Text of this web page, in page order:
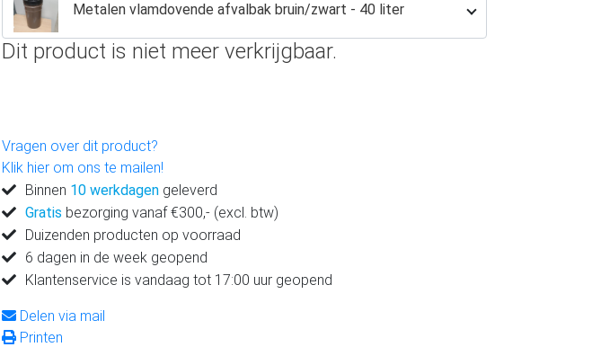
Metalen vlamdovende afvalbak bruin/zwart - 40 liter
Dit product is niet meer verkrijgbaar.
Vragen over dit product?
Klik hier om ons te mailen!
Binnen 10 werkdagen geleverd
Gratis bezorging vanaf €300,- (excl. btw)
Duizenden producten op voorraad
6 dagen in de week geopend
Klantenservice is vandaag tot 17:00 uur geopend
Delen via mail
Printen